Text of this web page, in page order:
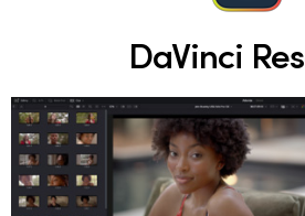
UAE
Ukraine
United Kingdom
DaVinci